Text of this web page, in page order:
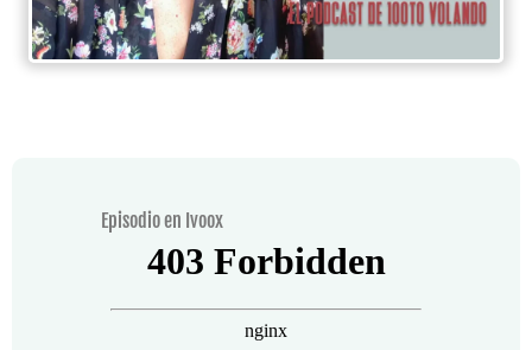
Episodio en Ivoox